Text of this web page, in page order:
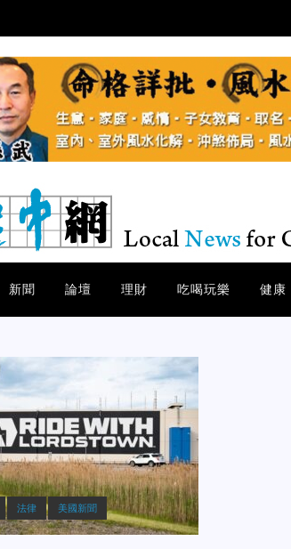
新聞 論壇 理財 吃喝玩樂 健康
法律 美國新聞